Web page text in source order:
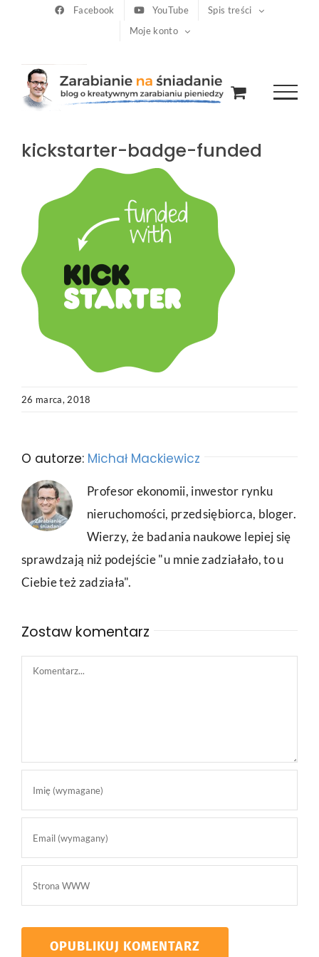
Facebook YouTube
Spis treści
Moje konto
kickstarter-badge-funded
26 marca, 2018
O autorze: Michał Mackiewicz
Profesor ekonomii, inwestor rynku
nieruchomości, przedsiębiorca, bloger.
Wierzy, że badania naukowe lepiej się
sprawdzają niż podejście "u mnie zadziałało, to u
Ciebie też zadziała".
Zostaw komentarz
Comment